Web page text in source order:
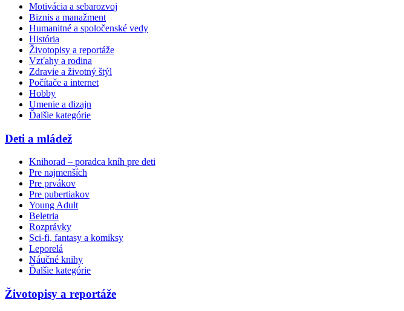
Motivácia a sebarozvoj
Biznis a manažment
Humanitné a spoločenské vedy
História
Životopisy a reportáže
Vzťahy a rodina
Zdravie a životný štýl
Počítače a internet
Hobby
Umenie a dizajn
Ďalšie kategórie
Deti a mládež
Knihorad – poradca kníh pre deti
Pre najmenších
Pre prvákov
Pre pubertiakov
Young Adult
Beletria
Rozprávky
Sci-fi, fantasy a komiksy
Leporelá
Náučné knihy
Ďalšie kategórie
Životopisy a reportáže